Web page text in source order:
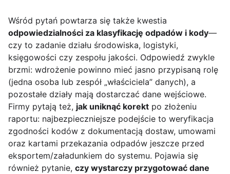
Wśród pytań powtarza się także kwestia
odpowiedzialności za klasyfikację odpadów i kody—
czy to zadanie działu środowiska, logistyki,
księgowości czy zespołu jakości. Odpowiedź zwykle
brzmi: wdrożenie powinno mieć jasno przypisaną rolę
(jedna osoba lub zespół „właściciela” danych), a
pozostałe działy mają dostarczać dane wejściowe.
Firmy pytają też, jak uniknąć korekt po złożeniu
raportu: najbezpieczniejsze podejście to weryfikacja
zgodności kodów z dokumentacją dostaw, umowami
oraz kartami przekazania odpadów jeszcze przed
eksportem/załadunkiem do systemu. Pojawia się
również pytanie, czy wystarczy przygotować dane